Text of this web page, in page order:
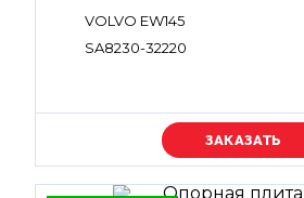
VOLVO EW145
SA8230-32220
Уточняйте цену